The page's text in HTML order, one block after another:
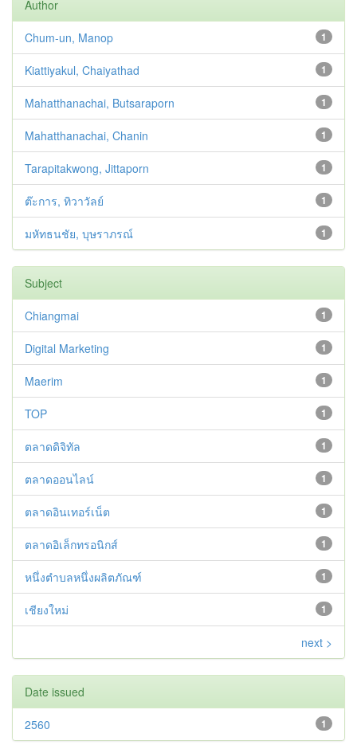
Author
1
Chum-un, Manop
1
Kiattiyakul, Chaiyathad
1
Mahatthanachai, Butsaraporn
1
Mahatthanachai, Chanin
1
Tarapitakwong, Jittaporn
1
ต๊ะการ, ทิวาวัลย์
1
มหัทธนชัย, บุษราภรณ์
Subject
1
Chiangmai
1
Digital Marketing
1
Maerim
1
TOP
1
ตลาดดิจิทัล
1
ตลาดออนไลน์
1
ตลาดอินเทอร์เน็ต
1
ตลาดอิเล็กทรอนิกส์
1
หนึ่งตำบลหนึ่งผลิตภัณฑ์
1
เชียงใหม่
next >
Date issued
1
2560